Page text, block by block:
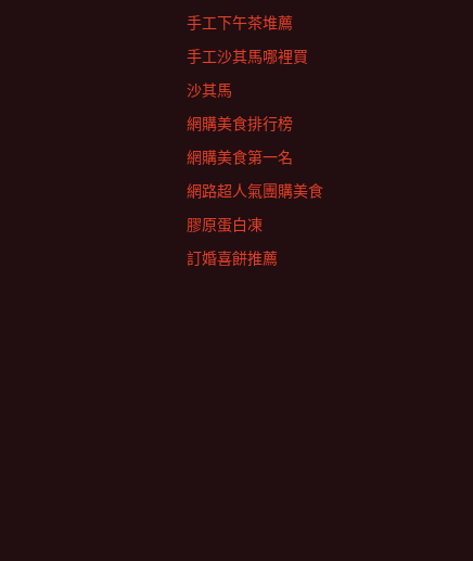
手工下午茶堆薦
手工沙其馬哪裡買
沙其馬
網購美食排行榜
網購美食第一名
網路超人氣團購美食
膠原蛋白凍
訂婚喜餅推薦